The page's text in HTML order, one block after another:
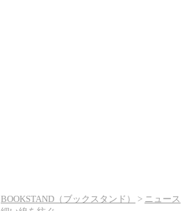
BOOKSTAND（ブックスタンド） > ニュース